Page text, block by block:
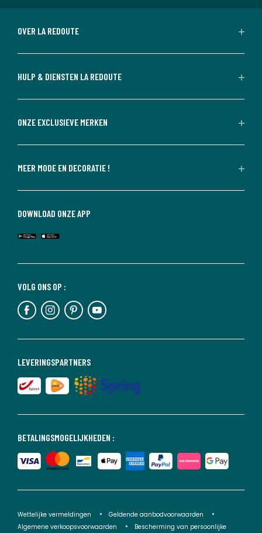
OVER LA REDOUTE
HULP & DIENSTEN LA REDOUTE
ONZE EXCLUSIEVE MERKEN
MEER MODE EN DECORATIE !
BETALINGSMOGELIJKHEDEN :
LEVERINGSPARTNERS
VOLG ONS OP :
DOWNLOAD ONZE APP
Wettelijke vermeldingen
Geldende aanbodvoorwaarden
Algemene verkoopsvoorwaarden
Bescherming van persoonlijke